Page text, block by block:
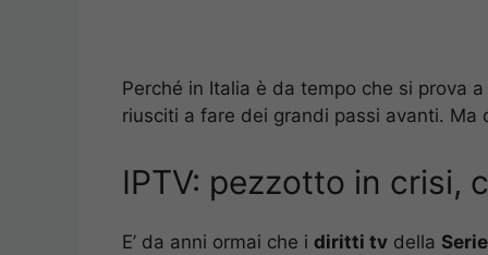
Perché in Italia è da tempo che si prova
riusciti a fare dei grandi passi avanti. Ma
IPTV: pezzotto in crisi,
E’ da anni ormai che i diritti tv della